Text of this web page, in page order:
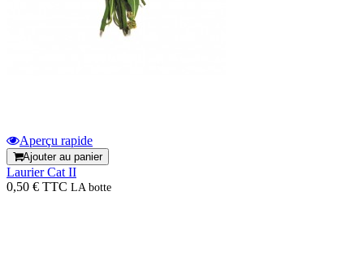
Aperçu rapide
Ajouter au panier
Laurier Cat II
0,50 € TTC LA botte